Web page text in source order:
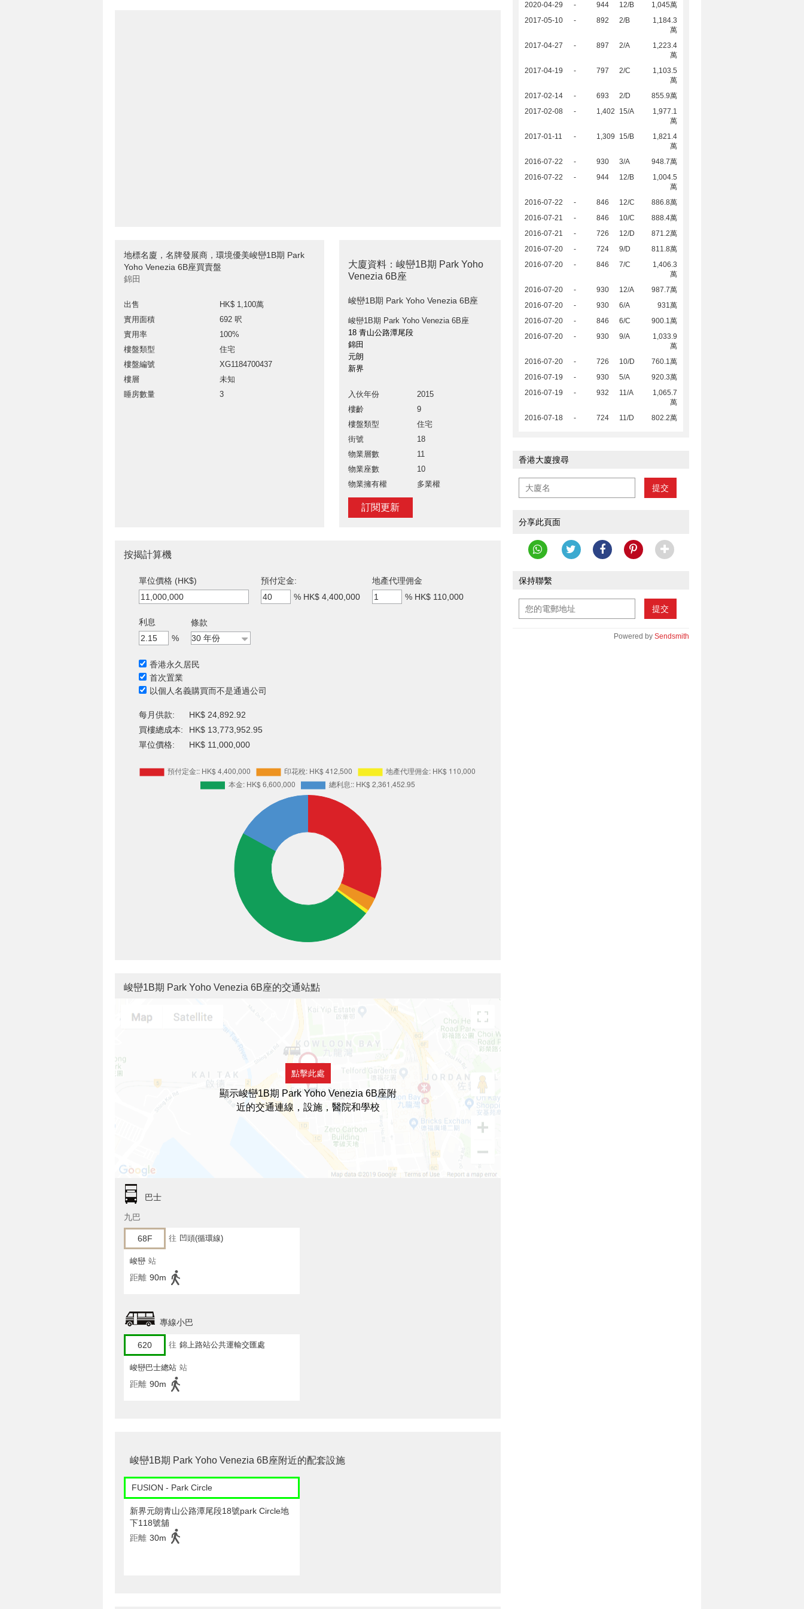
地標名廈，名牌發展商，環境優美峻巒1B期 Park
Yoho Venezia 6B座買賣盤
錦田
出售
HK$ 1,100萬
實用面積
692 呎
實用率
100%
樓盤類型
住宅
樓盤編號
XG1184700437
樓層
未知
睡房數量
3
大廈資料：峻巒1B期 Park Yoho
Venezia 6B座
峻巒1B期 Park Yoho Venezia 6B座
峻巒1B期 Park Yoho Venezia 6B座
18 青山公路潭尾段
錦田
元朗
新界
入伙年份
2015
樓齡
9
樓盤類型
住宅
街號
18
物業層數
11
物業座數
10
物業擁有權
多業權
訂閱更新
2020-04-29 - 944 12/B
1,045萬
2017-05-10
- 892 2/B
1,184.3
萬
2017-04-27
- 897 2/A
1,223.4
萬
2017-04-19
- 797 2/C
1,103.5
萬
2017-02-14
- 693 2/D
855.9萬
2017-02-08
- 1,402 15/A
1,977.1
萬
2017-01-11
- 1,309 15/B
1,821.4
萬
2016-07-22
- 930 3/A
948.7萬
2016-07-22
- 944 12/B
1,004.5
萬
2016-07-22
- 846 12/C
886.8萬
2016-07-21
- 846 10/C
888.4萬
2016-07-21
- 726 12/D
871.2萬
2016-07-20
- 724 9/D
811.8萬
2016-07-20
- 846 7/C
1,406.3
萬
2016-07-20
- 930 12/A
987.7萬
2016-07-20
- 930 6/A
931萬
2016-07-20
- 846 6/C
900.1萬
2016-07-20
- 930 9/A
1,033.9
萬
2016-07-20
- 726 10/D
760.1萬
2016-07-19
- 930 5/A
920.3萬
2016-07-19
- 932 11/A
1,065.7
萬
2016-07-18
- 724 11/D 802.2萬
香港大廈搜尋
提交
分享此頁面
保持聯繫
提交
Powered by Sendsmith
按揭計算機
單位價格 (HK$)
預付定金:
% HK$ 4,400,000
地產代理佣金
% HK$ 110,000
利息
%
條款
香港永久居民
首次置業
以個人名義購買而不是通過公司
每月供款:
HK$ 24,892.92
買樓總成本:
HK$ 13,773,952.95
單位價格:
HK$ 11,000,000
峻巒1B期 Park Yoho Venezia 6B座的交通站點
點擊此處
顯示峻巒1B期 Park Yoho Venezia 6B座附
近的交通連線，設施，醫院和學校
巴士
九巴
68F 往 凹頭(循環線)
峻巒 站
距離 90m
專線小巴
620 往 錦上路站公共運輸交匯處
峻巒巴士總站 站
距離 90m
峻巒1B期 Park Yoho Venezia 6B座附近的配套設施
FUSION - Park Circle
新界元朗青山公路潭尾段18號park Circle地
下118號舖
距離 30m